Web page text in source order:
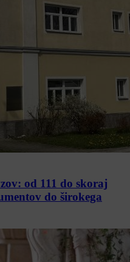
od 111 do skoraj
do širokega